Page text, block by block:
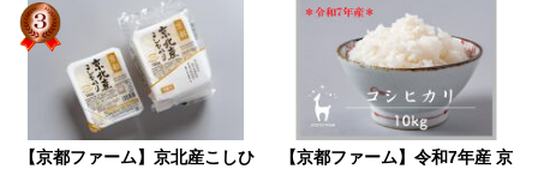
【京都ファーム】京北産こしひ
【京都ファーム】令和7年産 京